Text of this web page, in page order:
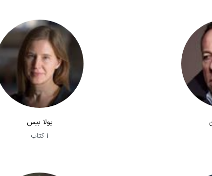
یولا بیس
1 کتاب